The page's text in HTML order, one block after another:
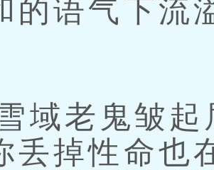
的语气下流
老鬼皱起
丢掉性命也